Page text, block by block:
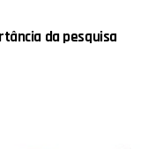
da pesquisa